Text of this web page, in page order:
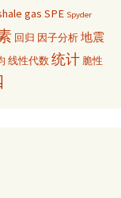
gas SPE Spyder
回归 因子分析地震
线性代数统计 脆性